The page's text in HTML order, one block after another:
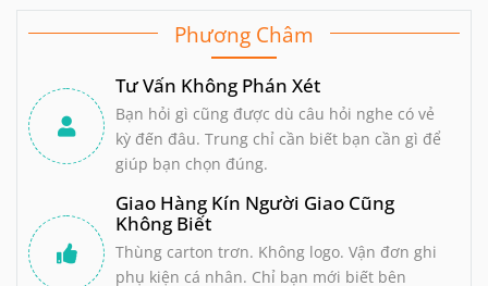
Phương Châm
Tư Vấn Không Phán Xét
Bạn hỏi gì cũng được dù câu hỏi nghe có vẻ
kỳ đến đâu. Trung chỉ cần biết bạn cần gì để
giúp bạn chọn đúng.
Giao Hàng Kín Người Giao Cũng
Không Biết
Thùng carton trơn. Không logo. Vận đơn ghi
phụ kiện cá nhân. Chỉ bạn mới biết bên